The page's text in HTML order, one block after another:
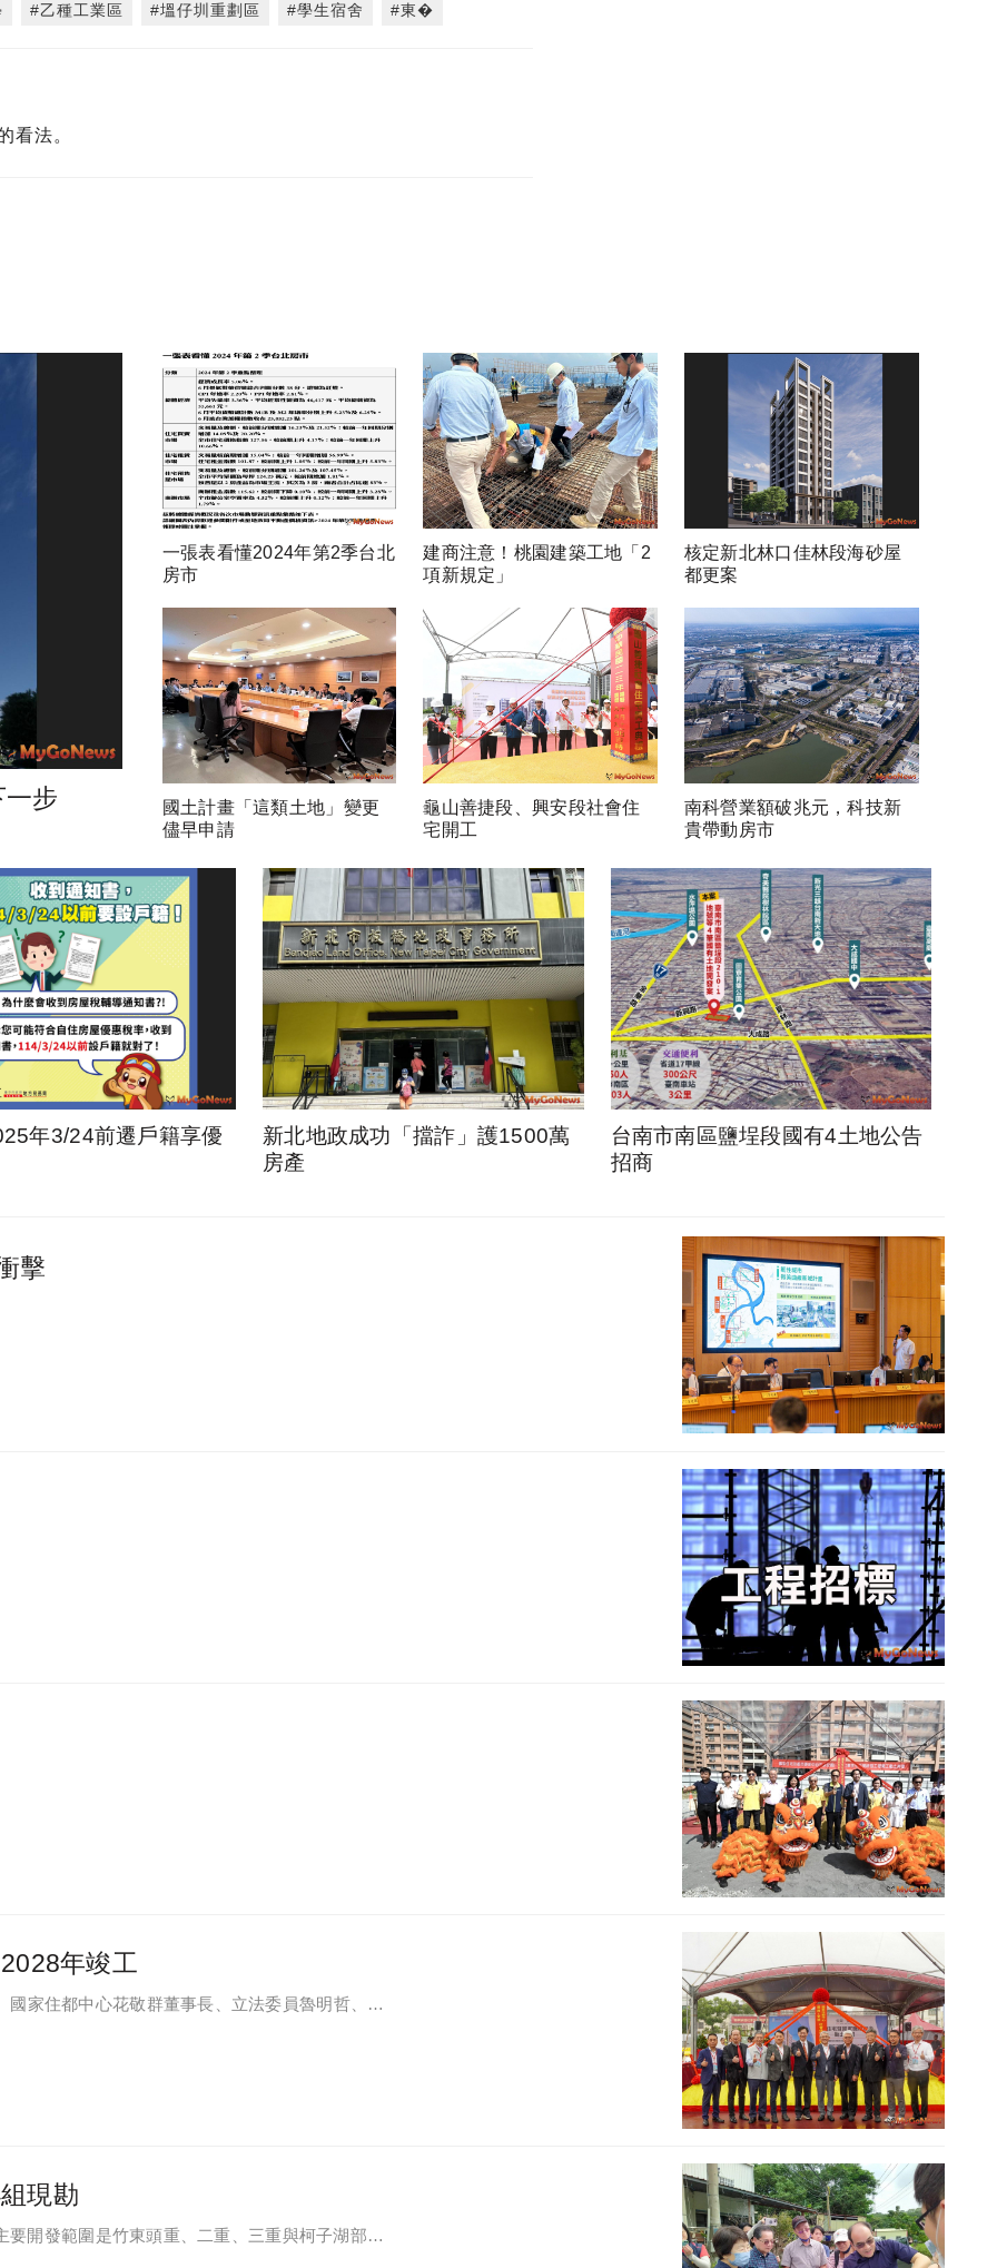
#乙種工業區 #塭仔圳重劃區 #學生宿舍 #東�
看法。
步
一張表看懂2024年第2季台北
房市
建商注意！桃園建築工地「2
項新規定」
核定新北林口佳林段海砂屋
都更案
國土計畫「這類土地」變更
儘早申請
龜山善捷段、興安段社會住
宅開工
南科營業額破兆元，科技新
貴帶動房市
年3/24前遷戶籍享優
新北地政成功「擋詐」護1500萬
房產
台南市南區鹽埕段國有4土地公告
招商
擊
年竣工
家住都中心花敬群董事長、立法委員魯明哲、財
現勘
開發範圍是竹東頭重、二重、三重與柯子湖部分